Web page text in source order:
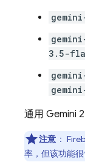
3.5-
通用 Gemini
注意 ：
率，但该功能很